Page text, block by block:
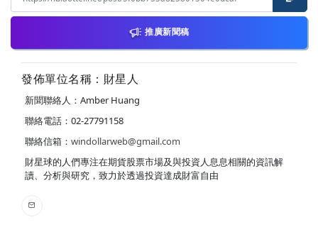
推廣新聞稿
發佈單位名稱：財星人
新聞聯絡人：Amber Huang
聯絡電話：02-27791158
聯絡信箱： windollarweb@gmail.com
財星球的人們專注在期貨股票市場及與投資人息息相關的資訊解
讀、分析與研究，致力於透過投資達成財富自由